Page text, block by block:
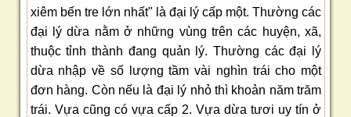
xiêm bến tre lớn nhất" là đại lý cấp một. Thường các
đại lý dừa nằm ở những vùng trên các huyện, xã,
thuộc tỉnh thành đang quản lý. Thường các đại lý
dừa nhập về số lượng tầm vài nghìn trái cho một
đơn hàng. Còn nếu là đại lý nhỏ thì khoản năm trăm
trái. Vựa cũng có vựa cấp 2. Vựa dừa tươi uy tín ở